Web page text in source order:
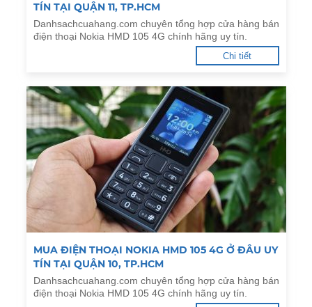
TÍN TẠI QUẬN 11, TP.HCM
Danhsachcuahang.com chuyên tổng hợp cửa hàng bán
điện thoại Nokia HMD 105 4G chính hãng uy tín.
Chi tiết
MUA ĐIỆN THOẠI NOKIA HMD 105 4G Ở ĐÂU UY
TÍN TẠI QUẬN 10, TP.HCM
Danhsachcuahang.com chuyên tổng hợp cửa hàng bán
điện thoại Nokia HMD 105 4G chính hãng uy tín.